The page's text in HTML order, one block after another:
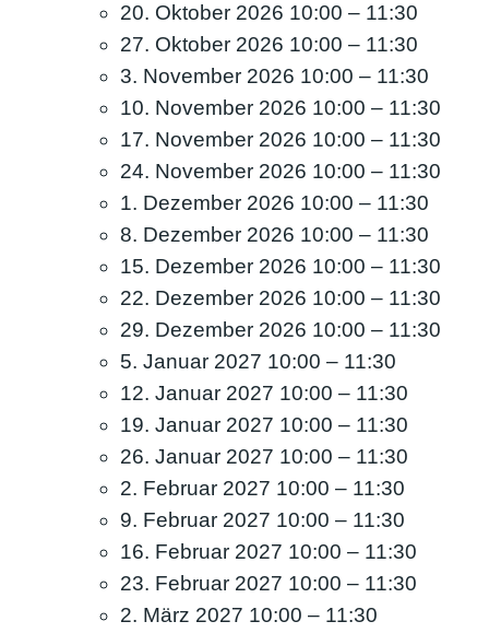
20. Oktober 2026 10:00 – 11:30
27. Oktober 2026 10:00 – 11:30
3. November 2026 10:00 – 11:30
10. November 2026 10:00 – 11:30
17. November 2026 10:00 – 11:30
24. November 2026 10:00 – 11:30
1. Dezember 2026 10:00 – 11:30
8. Dezember 2026 10:00 – 11:30
15. Dezember 2026 10:00 – 11:30
22. Dezember 2026 10:00 – 11:30
29. Dezember 2026 10:00 – 11:30
5. Januar 2027 10:00 – 11:30
12. Januar 2027 10:00 – 11:30
19. Januar 2027 10:00 – 11:30
26. Januar 2027 10:00 – 11:30
2. Februar 2027 10:00 – 11:30
9. Februar 2027 10:00 – 11:30
16. Februar 2027 10:00 – 11:30
23. Februar 2027 10:00 – 11:30
2. März 2027 10:00 – 11:30